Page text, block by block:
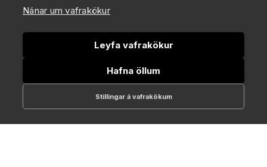
Nánar um vafrakökur
Leyfa vafrakökur
Hafna öllum
Stillingar á vafrakökum